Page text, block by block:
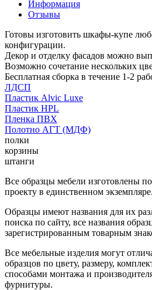
Информация
Отзывы
Готовы изготовить шкафы-купе
конфигурации.
Декор и отделку фасадов можно
Возможно сочетание нескольких
Бесплатная сборка в течение 1-2
ЛДСП
Пластик Alvic Luxe
Пластик HPL
Пленка ПВХ
Полотно АГТ (МДФ)
полки
корзины
штанги
Все образцы мебели изготовлены
проекту в единственном экземпляре.
Образцы имеют названия для их
поиска по сайту, все названия
зарегистрированным товарным
Все мебельные изделия могут
образцов по цвету, размеру,
способами монтажа и
фурнитуры.